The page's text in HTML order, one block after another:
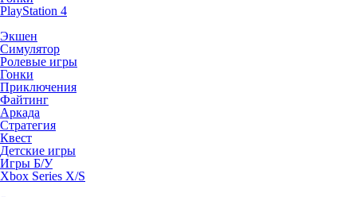
PlayStation 4
Экшен
Симулятор
Ролевые игры
Гонки
Приключения
Файтинг
Аркада
Стратегия
Квест
Детские игры
Игры Б/У
Xbox Series X/S